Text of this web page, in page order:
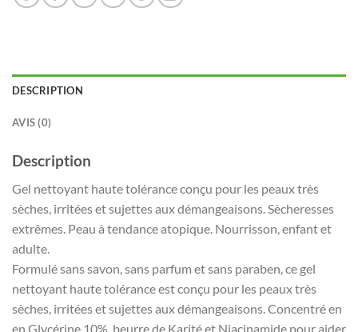
DESCRIPTION
AVIS (0)
Description
Gel nettoyant haute tolérance conçu pour les peaux très
sèches, irritées et sujettes aux démangeaisons. Sècheresses
extrêmes. Peau à tendance atopique. Nourrisson, enfant et
adulte.
Formulé sans savon, sans parfum et sans paraben, ce gel
nettoyant haute tolérance est conçu pour les peaux très
sèches, irritées et sujettes aux démangeaisons. Concentré en
en Glycérine 10%, beurre de Karité et Niacinamide pour aider